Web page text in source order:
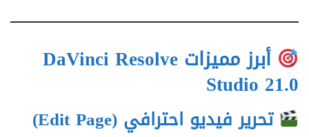
أبرز مميزات DaVinci Resolve
Studio 21.0
تحرير فيديو احترافي (Edit Page)